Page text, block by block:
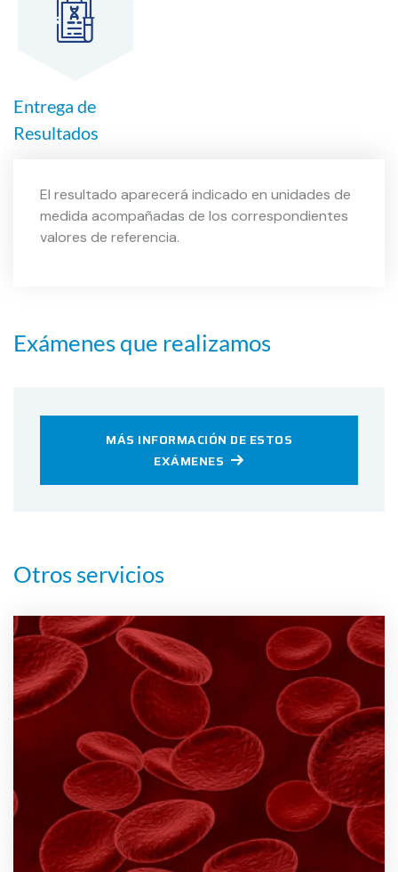
Entrega de
Resultados
El resultado aparecerá indicado en unidades de
medida acompañadas de los correspondientes
valores de referencia.
Exámenes que realizamos
MÁS INFORMACIÓN DE ESTOS
EXÁMENES
Otros servicios